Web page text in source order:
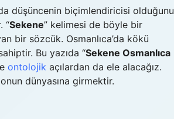
düşüncenin biçimlendiricisi olduğunu
“Sekene” kelimesi de böyle bir
bir sözcük. Osmanlıca’da kökü
Bu yazıda “Sekene Osmanlıca
ontolojik açılardan da ele alacağız.
dünyasına girmektir.